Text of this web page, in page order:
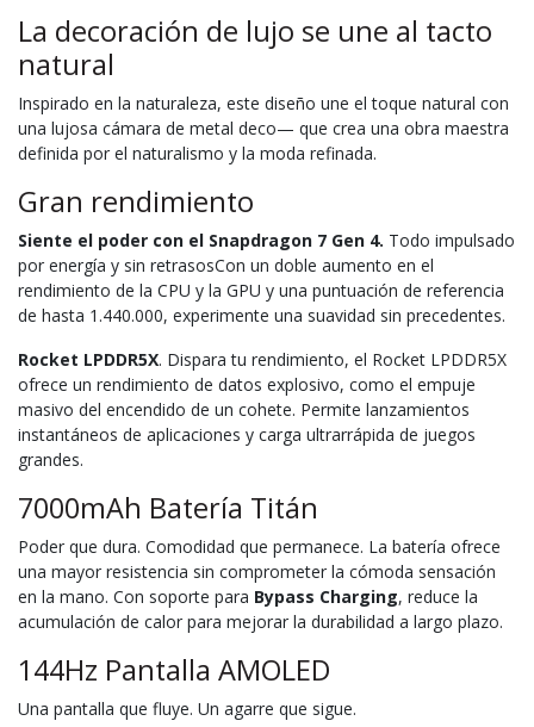
La decoración de lujo se une al tacto
natural
Inspirado en la naturaleza, este diseño une el toque natural con
una lujosa cámara de metal deco— que crea una obra maestra
definida por el naturalismo y la moda refinada.
Gran rendimiento
Siente el poder con el Snapdragon 7 Gen 4. Todo impulsado
por energía y sin retrasosCon un doble aumento en el
rendimiento de la CPU y la GPU y una puntuación de referencia
de hasta 1.440.000, experimente una suavidad sin precedentes.
Rocket LPDDR5X. Dispara tu rendimiento, el Rocket LPDDR5X
ofrece un rendimiento de datos explosivo, como el empuje
masivo del encendido de un cohete. Permite lanzamientos
instantáneos de aplicaciones y carga ultrarrápida de juegos
grandes.
7000mAh Batería Titán
Poder que dura. Comodidad que permanece. La batería ofrece
una mayor resistencia sin comprometer la cómoda sensación
en la mano. Con soporte para Bypass Charging, reduce la
acumulación de calor para mejorar la durabilidad a largo plazo.
144Hz Pantalla AMOLED
Una pantalla que fluye. Un agarre que sigue.